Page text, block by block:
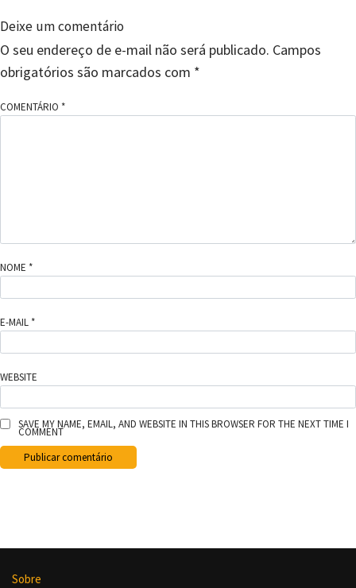
Deixe um comentário
O seu endereço de e-mail não será publicado. Campos
obrigatórios são marcados com *
COMENTÁRIO *
NOME *
E-MAIL *
WEBSITE
SAVE MY NAME, EMAIL, AND WEBSITE IN THIS BROWSER FOR THE NEXT TIME I
COMMENT
Sobre